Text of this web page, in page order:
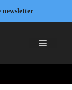
newsletter
Menu